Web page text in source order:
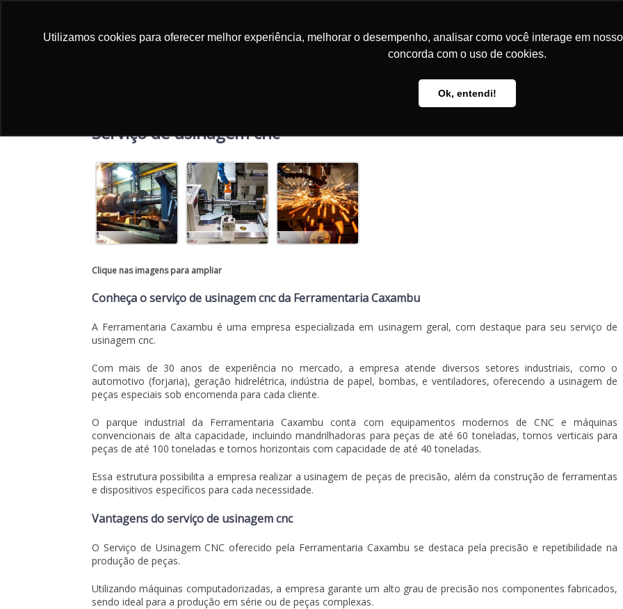
Utilizamos cookies para oferecer melhor experiência, melhorar o desempenho, analisar como você interage em
concorda com o uso de cookies.
Ok, entendi!
Cases Trabalhe Conosco
Serviço de usinagem cnc
Clique nas imagens para ampliar
Conheça o serviço de usinagem cnc da Ferramentaria Caxambu
A Ferramentaria Caxambu é uma empresa especializada em usinagem geral, com destaque para seu serviço de
usinagem cnc.
Com mais de 30 anos de experiência no mercado, a empresa atende diversos setores industriais, como o
automotivo (forjaria), geração hidrelétrica, indústria de papel, bombas, e ventiladores, oferecendo a usinagem de
peças especiais sob encomenda para cada cliente.
O parque industrial da Ferramentaria Caxambu conta com equipamentos modernos de CNC e máquinas
convencionais de alta capacidade, incluindo mandrilhadoras para peças de até 60 toneladas, tornos verticais para
peças de até 100 toneladas e tornos horizontais com capacidade de até 40 toneladas.
Essa estrutura possibilita a empresa realizar a usinagem de peças de precisão, além da construção de ferramentas
e dispositivos específicos para cada necessidade.
Vantagens do serviço de usinagem cnc
O Serviço de Usinagem CNC oferecido pela Ferramentaria Caxambu se destaca pela precisão e repetibilidade na
produção de peças.
Utilizando máquinas computadorizadas, a empresa garante um alto grau de precisão nos componentes fabricados,
sendo ideal para a produção em série ou de peças complexas.